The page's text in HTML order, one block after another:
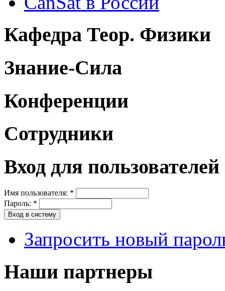
Кафедра Теор. Физики
Знание-Сила
Конференции
Сотрудники
Вход для пользователей
Имя пользователя: *
Пароль: *
Запросить новый
Наши партнеры